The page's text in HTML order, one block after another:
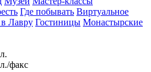
Где побывать Виртуальное
Лавру Гостиницы Монастырские
факс